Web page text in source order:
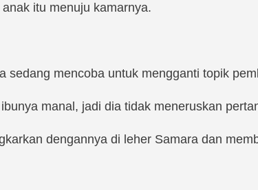
itu menuju kamarnya.
sedang mencoba untuk mengganti topik
manal, jadi dia tidak meneruskan
dengannya di leher Samara dan